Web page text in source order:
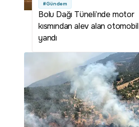
#Gündem
Bolu Dağı Tüneli’nde motor
kısmından alev alan otomobil
yandı